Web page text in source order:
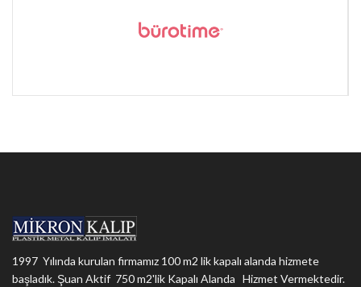
1997 Yılında kurulan firmamız 100 m2 lik kapalı alanda hizmete
başladık. Şuan Aktif 750 m2'lik Kapalı Alanda Hizmet Vermektedir.